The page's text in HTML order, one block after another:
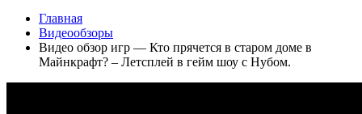
Главная
Видеообзоры
Видео обзор игр — Кто прячется в старом доме в
Майнкрафт? – Летсплей в гейм шоу с Нубом.